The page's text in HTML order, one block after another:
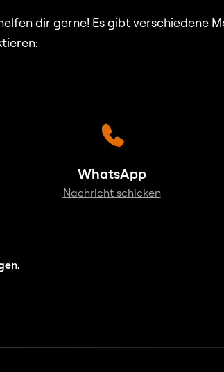
dir gerne! Es gibt verschiedene
WhatsApp
Nachricht schicken